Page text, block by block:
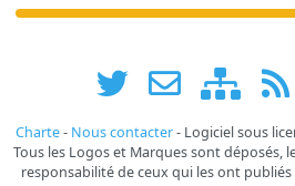
Charte- Nous contacter- Logiciel sous
Tous les Logos et Marques sont déposés,
responsabilité de ceux qui les ont